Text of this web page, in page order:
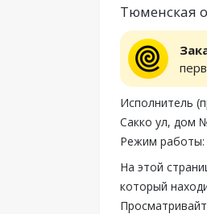
Тюменская
Исполнитель
Сакко ул, дом
Режим работы:
На этой
который